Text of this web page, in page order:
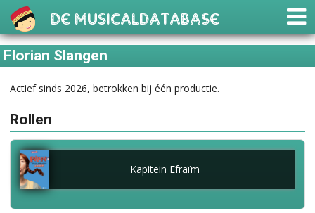
De Musicaldatabase
Florian Slangen
Actief sinds 2026, betrokken bij één productie.
Rollen
Kapitein Efraïm